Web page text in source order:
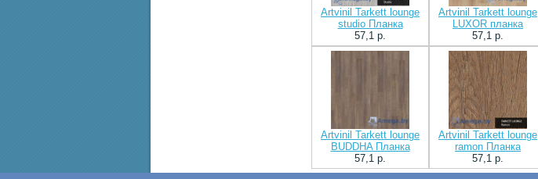
Artvinil Tarkett lounge
studio Планка
57,1 p.
Artvinil Tarkett lounge
LUXOR планка
57,1 p.
Artvinil Tarkett lounge
BUDDHA Планка
57,1 p.
Artvinil Tarkett lounge
ramon Планка
57,1 p.